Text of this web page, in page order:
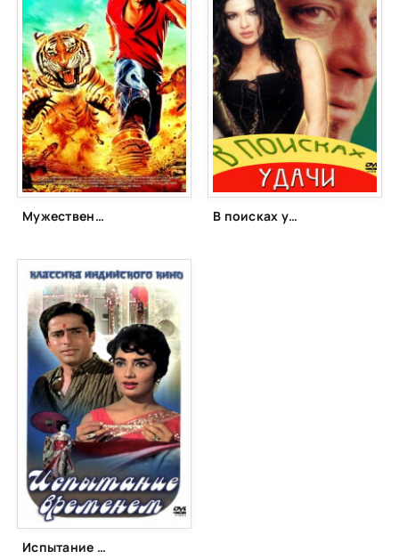
Мужественный (2013) В поисках удачи (2004)
Испытание временем (1965)